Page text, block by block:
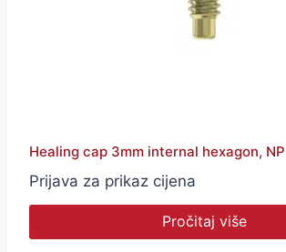
Healing cap 3mm internal hexagon, NP
Prijava za prikaz cijena
Pročitaj više